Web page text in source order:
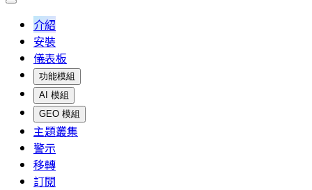
介紹
安裝
儀表板
功能模組
AI 模組
GEO 模組
主題叢集
警示
移轉
訂閱